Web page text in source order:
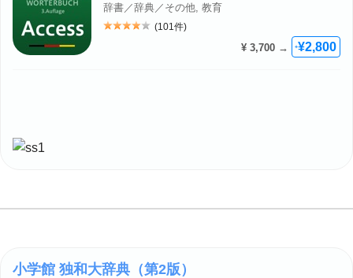
辞書／辞典／その他, 教育
評価: 4
(101件)
¥ 3,700 → +¥2,800
小学館 独和大辞典（第2版）